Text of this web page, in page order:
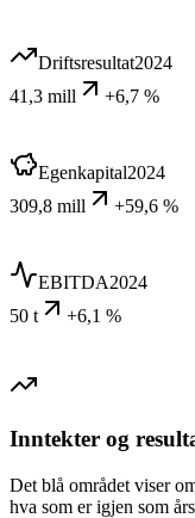
Driftsresultat2024
41,3 mill
+6,7 %
Egenkapital2024
309,8 mill
+59,6 %
EBITDA2024
50 t
+6,1 %
Inntekter og
Det blå området viser
hva som er igjen som